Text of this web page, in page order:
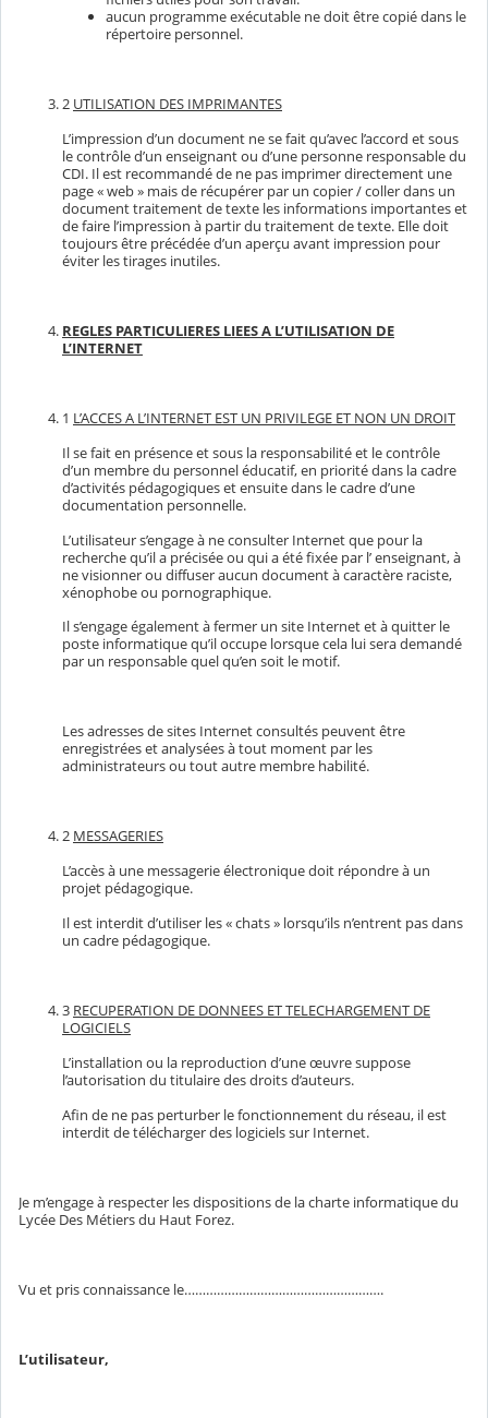
aucun programme exécutable ne doit être copié dans le
répertoire personnel.
2 UTILISATION DES IMPRIMANTES
L’impression d’un document ne se fait qu’avec l’accord et sous
le contrôle d’un enseignant ou d’une personne responsable du
CDI. Il est recommandé de ne pas imprimer directement une
page « web » mais de récupérer par un copier / coller dans un
document traitement de texte les informations importantes et
de faire l’impression à partir du traitement de texte. Elle doit
toujours être précédée d’un aperçu avant impression pour
éviter les tirages inutiles.
REGLES PARTICULIERES LIEES A L’UTILISATION DE
L’INTERNET
1 L’ACCES A L’INTERNET EST UN PRIVILEGE ET NON UN DROIT
Il se fait en présence et sous la responsabilité et le contrôle
d’un membre du personnel éducatif, en priorité dans la cadre
d’activités pédagogiques et ensuite dans le cadre d’une
documentation personnelle.
L’utilisateur s’engage à ne consulter Internet que pour la
recherche qu’il a précisée ou qui a été fixée par l’ enseignant, à
ne visionner ou diffuser aucun document à caractère raciste,
xénophobe ou pornographique.
Il s’engage également à fermer un site Internet et à quitter le
poste informatique qu’il occupe lorsque cela lui sera demandé
par un responsable quel qu’en soit le motif.
Les adresses de sites Internet consultés peuvent être
enregistrées et analysées à tout moment par les
administrateurs ou tout autre membre habilité.
2 MESSAGERIES
L’accès à une messagerie électronique doit répondre à un
projet pédagogique.
Il est interdit d’utiliser les « chats » lorsqu’ils n’entrent pas dans
un cadre pédagogique.
3 RECUPERATION DE DONNEES ET TELECHARGEMENT DE
LOGICIELS
L’installation ou la reproduction d’une œuvre suppose
l’autorisation du titulaire des droits d’auteurs.
Afin de ne pas perturber le fonctionnement du réseau, il est
interdit de télécharger des logiciels sur Internet.
Je m’engage à respecter les dispositions de la charte informatique du
Lycée Des Métiers du Haut Forez.
Vu et pris connaissance le……………………………………………….
L’utilisateur,